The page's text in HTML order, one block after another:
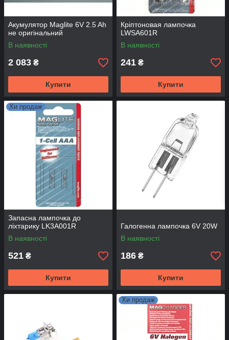
Акумулятор Maglite 6V 2.5 Ah
не оригінальний
В наявності
2 083 ₴
Купити
Кріптоновая лампочка
LWSA601R
В наявності
241 ₴
Купити
Хи продаж
Запасна лампочка до
ліхтарику LK3A001R
В наявності
521 ₴
Купити
Галогенна лампочка 6V 20W
В наявності
186 ₴
Купити
Хи продаж